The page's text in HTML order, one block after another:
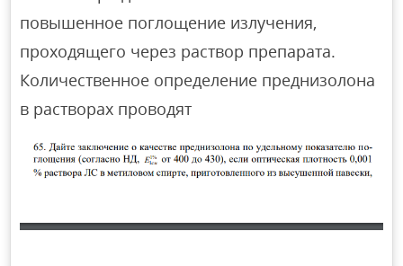
повышенное поглощение излучения,
проходящего через раствор препарата.
Количественное определение преднизолона
в растворах проводят